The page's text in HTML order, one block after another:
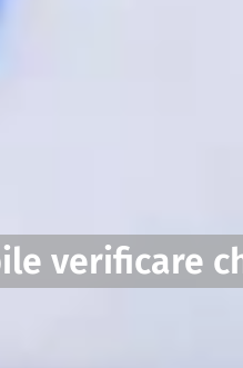
verificare